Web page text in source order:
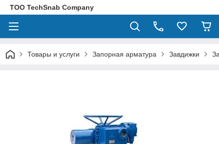
ТОО TechSnab Company
Товары и услуги Запорная арматура Завдижки